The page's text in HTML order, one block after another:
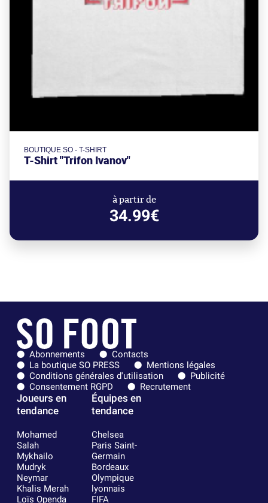
BOUTIQUE SO - T-SHIRT
T-Shirt "Trifon Ivanov"
à partir de
34.99€
Abonnements
Contacts
La boutique SO PRESS
Mentions légales
Conditions générales d'utilisation
Publicité
Consentement RGPD
Recrutement
Joueurs en
tendance
Mohamed
Salah
Mykhailo
Mudryk
Neymar
Khalis Merah
Loïs Openda
Équipes en
tendance
Chelsea
Paris Saint-
Germain
Bordeaux
Olympique
lyonnais
FIFA